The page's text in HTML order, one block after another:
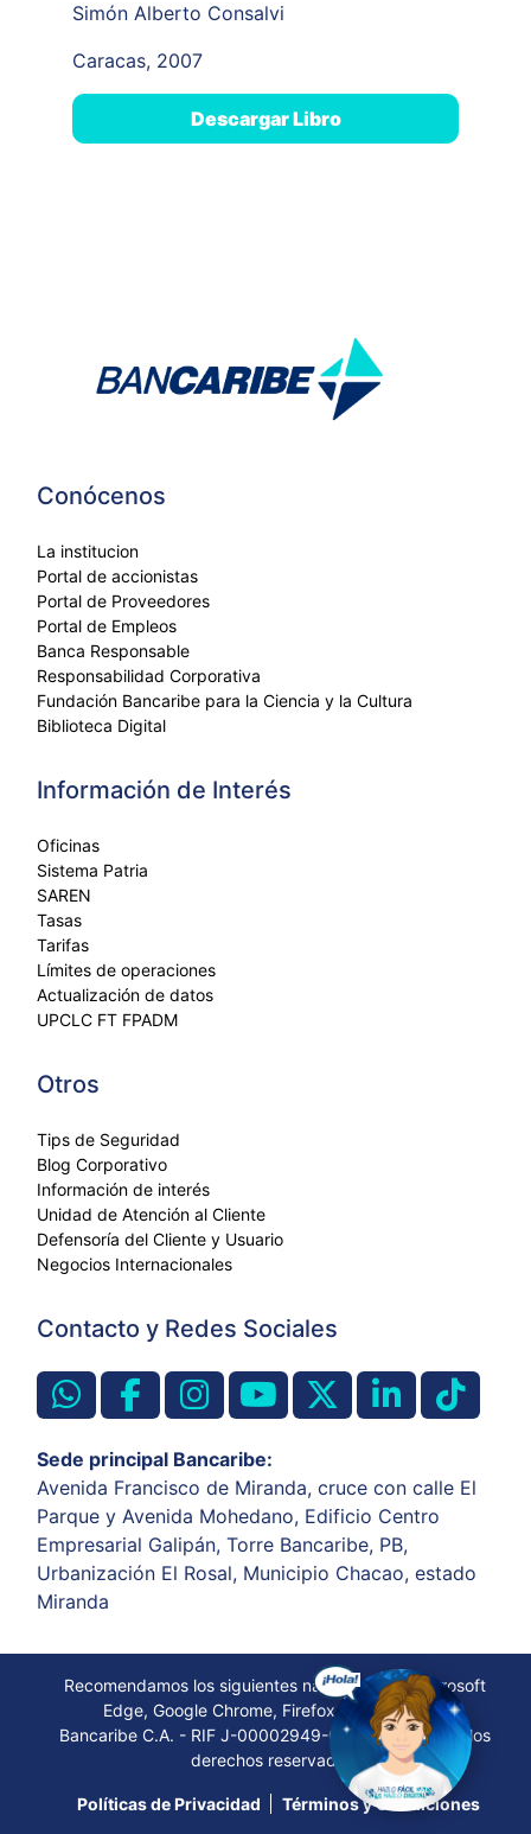
Simón Alberto Consalvi
Caracas, 2007
Descargar Libro
Conócenos
La institucion
Portal de accionistas
Portal de Proveedores
Portal de Empleos
Banca Responsable
Responsabilidad Corporativa
Fundación Bancaribe para la Ciencia y la Cultura
Biblioteca Digital
Información de Interés
Oficinas
Sistema Patria
SAREN
Tasas
Tarifas
Límites de operaciones
Actualización de datos
UPCLC FT FPADM
Otros
Tips de Seguridad
Blog Corporativo
Información de interés
Unidad de Atención al Cliente
Defensoría del Cliente y Usuario
Negocios Internacionales
Contacto y Redes Sociales
Sede principal Bancaribe:
Avenida Francisco de Miranda, cruce con calle El
Parque y Avenida Mohedano, Edificio Centro
Empresarial Galipán, Torre Bancaribe, PB,
Urbanización El Rosal, Municipio Chacao, estado
Miranda
Recomendamos los siguientes navegadores: Microsoft
Edge, Google Chrome, Firefox, Opera, Safari
Bancaribe C.A. - RIF J-00002949-0. © 2022. Todos los
derechos reservados.
Políticas de Privacidad Términos y Condiciones